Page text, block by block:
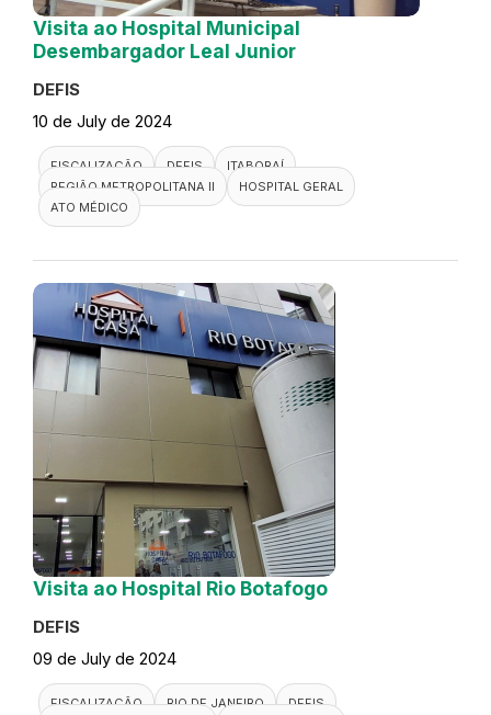
Visita ao Hospital Municipal
Desembargador Leal Junior
DEFIS
10 de July de 2024
FISCALIZAÇÃO DEFIS
ITABORAÍ
REGIÃO METROPOLITANA II
HOSPITAL GERAL
ATO MÉDICO
Visita ao Hospital Rio Botafogo
DEFIS
09 de July de 2024
FISCALIZAÇÃO RIO DE JANEIRO
DEFIS